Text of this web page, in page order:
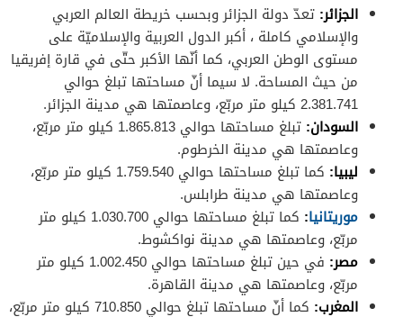
الجزائر: تعدّ دولة الجزائر وبحسب خريطة العالم العربي
والإسلامي كاملة ، أكبر الدول العربية والإسلاميّة على
مستوى الوطن العربي، كما أنّها الأكبر حتّى في قارة إفريقيا
من حيث المساحة. لا سيما أنّ مساحتها تبلغ حوالي
2.381.741 كيلو متر مربّع، وعاصمتها هي مدينة الجزائر.
السودان:
تبلغ مساحتها حوالي 1.865.813 كيلو متر مربّع،
وعاصمتها هي مدينة الخرطوم.
ليبيا:
كما تبلغ مساحتها حوالي 1.759.540 كيلو متر مربّع،
وعاصمتها هي مدينة طرابلس.
موريتانيا:
كما تبلغ مساحتها حوالي 1.030.700 كيلو متر
مربّع، وعاصمتها هي مدينة نواكشوط.
مصر:
في حين تبلغ مساحتها حوالي 1.002.450 كيلو متر
مربّع، وعاصمتها هي مدينة القاهرة.
المغرب:
كما أنّ مساحتها تبلغ حوالي 710.850 كيلو متر مربّع،